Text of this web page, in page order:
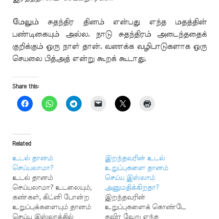
மேலும் சுதந்திர தினம் என்பது எந்த மதத்தின்
பண்டிகையும் அல்ல. நாடு சுதந்திரம் அடைந்ததைக்
குறிக்கும் ஒரு நாள் தான். வணக்க வழிபாடுகளாக ஒரு
செயலை பித்அத் என்று கூறக் கூடாது.
Share this:
Related
உடல் தானம்
செய்யலாமா?
உடல் தானம்
செய்யலாமா? உடலையும்,
கண்கள், கிட்னி போன்ற
உறுப்புக்களையும் தானம்
செய்ய இஸ்லாத்தில்
இறந்தவரின் உடல்
உறுப்புகளை தானம்
செய்ய இஸ்லாம்
அனுமதிக்கிறதா?
இறந்தவரின்
உறுப்புகளைக் கொண்டே
தவிர வேறு எந்த